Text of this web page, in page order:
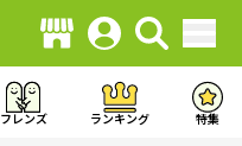
フレンズ ランキング 特集